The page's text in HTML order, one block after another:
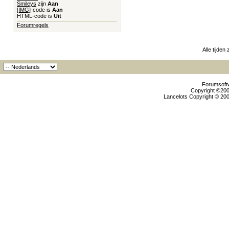
Smileys zijn Aan
[IMG]-code is Aan
HTML-code is Uit
Forumregels
Alle tijden
Copyright
Lancelots Copyright ©